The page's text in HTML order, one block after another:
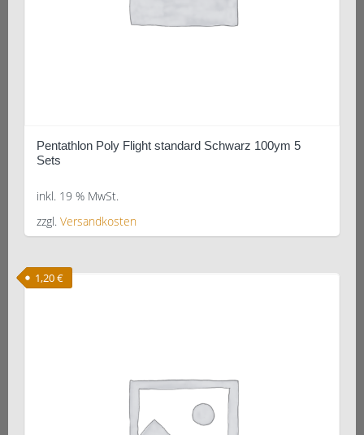
Pentathlon Poly Flight standard Schwarz 100ym 5
Sets
inkl. 19 % MwSt.
zzgl. Versandkosten
1,20€